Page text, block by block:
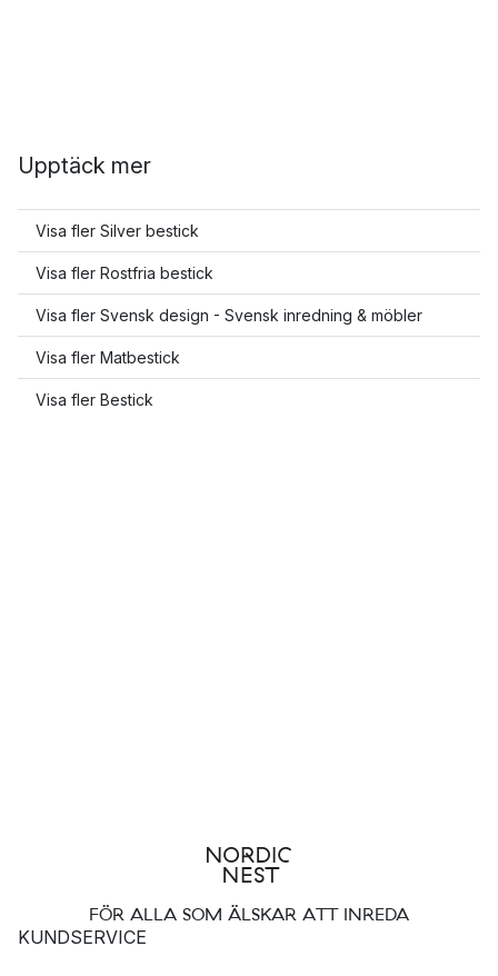
Upptäck mer
Visa fler Silver bestick
Visa fler Rostfria bestick
Visa fler Svensk design - Svensk inredning & möbler
Visa fler Matbestick
Visa fler Bestick
FÖR ALLA SOM ÄLSKAR ATT INREDA
KUNDSERVICE